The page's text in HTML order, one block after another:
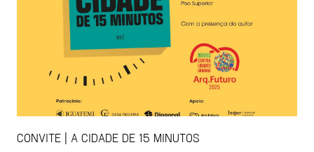
CONVITE | A CIDADE DE 15 MINUTOS